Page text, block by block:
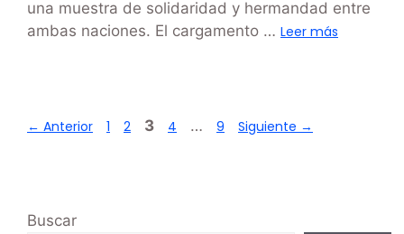
una muestra de solidaridad y hermandad entre
ambas naciones. El cargamento … Leer más
← Anterior 1 2 3 4 … 9 Siguiente →
Buscar